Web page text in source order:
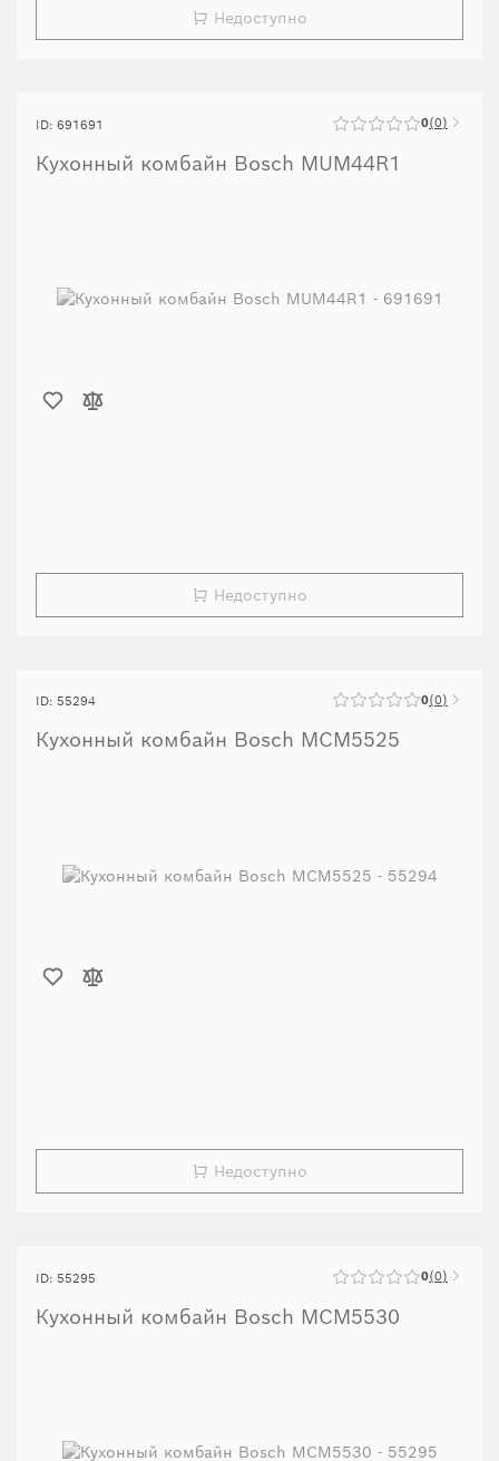
Недоступно
ID: 691691 0 0
Кухонный комбайн Bosch MUM44R1
Недоступно
ID: 55294 0 0
Кухонный комбайн Bosch MCM5525
Недоступно
ID: 55295 0 0
Кухонный комбайн Bosch MCM5530